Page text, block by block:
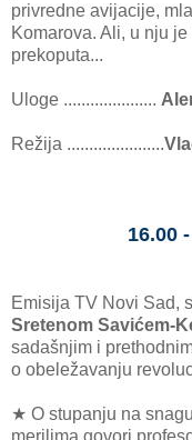
privredne avijacije,
Komarova. Ali, u nju
prekoputa...
Uloge .....................
Režija ......................
16.00
Emisija TV Novi Sad,
Sretenom Savićem-
sadašnjim i
o obeležavanju
★ O stupanju na